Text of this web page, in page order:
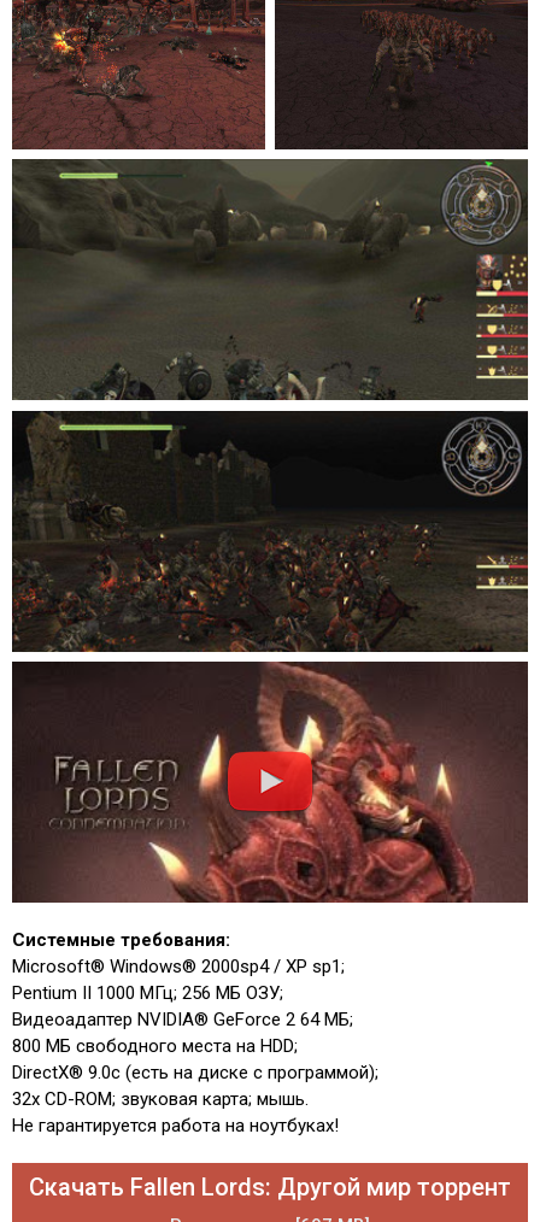
Системные требования:
Microsoft® Windows® 2000sp4 / XP sp1;
Pentium II 1000 МГц; 256 МБ ОЗУ;
Видеоадаптер NVIDIA® GeForce 2 64 МБ;
800 МБ свободного места на HDD;
DirectX® 9.0c (есть на диске с программой);
32x CD-ROM; звуковая карта; мышь.
Не гарантируется работа на ноутбуках!
Скачать Fallen Lords: Другой мир торрент